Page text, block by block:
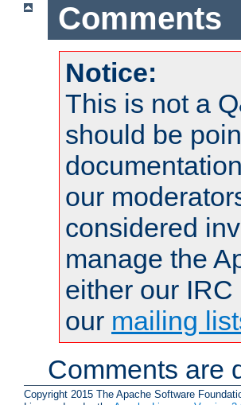
Comments
Notice:
This is not a
should be
our
considered
manage the
either our
our mailing
Comments are
Copyright 2015 The Apache Software